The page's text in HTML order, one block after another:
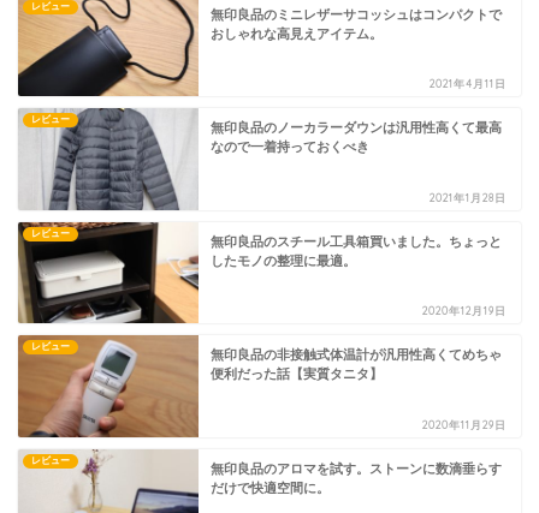
レビュー
無印良品のミニレザーサコッシュはコンパクトで
おしゃれな高見えアイテム。
2021年4月11日
レビュー
無印良品のノーカラーダウンは汎用性高くて最高
なので一着持っておくべき
2021年1月28日
レビュー
無印良品のスチール工具箱買いました。ちょっと
したモノの整理に最適。
2020年12月19日
レビュー
無印良品の非接触式体温計が汎用性高くてめちゃ
便利だった話【実質タニタ】
2020年11月29日
レビュー
無印良品のアロマを試す。ストーンに数滴垂らす
だけで快適空間に。